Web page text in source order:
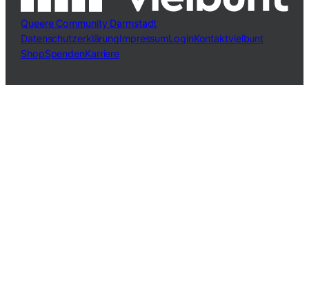
Queere Community Darmstadt
DatenschutzerklärungImpressumLoginKontaktvielbunt
ShopSpendenKarriere